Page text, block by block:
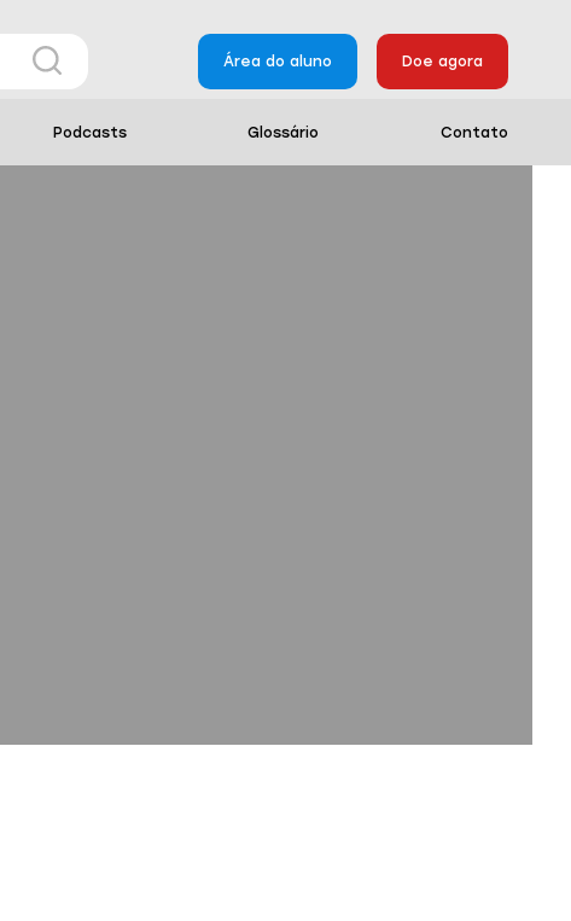
Área do aluno Doe agora
Podcasts Glossário Contato